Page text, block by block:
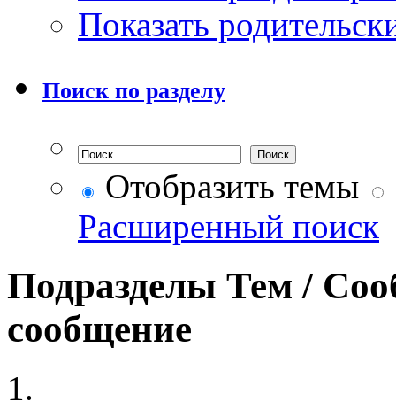
Показать
Поиск по разделу
Отобразить темы
Расширенный поиск
Подразделы Тем /
сообщение